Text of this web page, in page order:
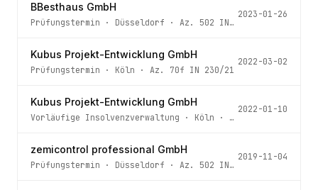
BBesthaus GmbH
Prüfungstermin · Düsseldorf · Az. 502 IN 90/22
2023-01-26
Kubus Projekt-Entwicklung GmbH
Prüfungstermin · Köln · Az. 70f IN 230/21
2022-03-02
Kubus Projekt-Entwicklung GmbH
Vorläufige Insolvenzverwaltung · Köln · Az.
2022-01-10
zemicontrol professional GmbH
Prüfungstermin · Düsseldorf · Az. 502 IN 161/19
2019-11-04